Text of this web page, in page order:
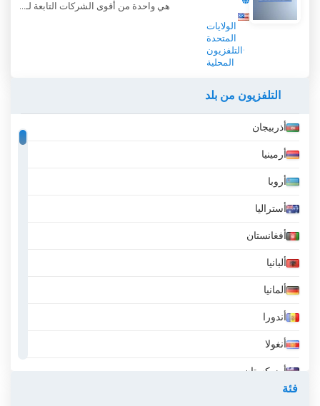
الولايات
المتحدة
التلفزيون
المحلية
هي واحدة من أقوى الشركات التابعة لـ...
التلفزيون من بلد
أذربيجان
أرمينيا
أروبا
أستراليا
أفغانستان
ألبانيا
ألمانيا
أندورا
أنغولا
أوزبكستان
فئة